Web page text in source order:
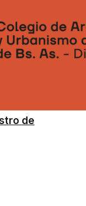
de